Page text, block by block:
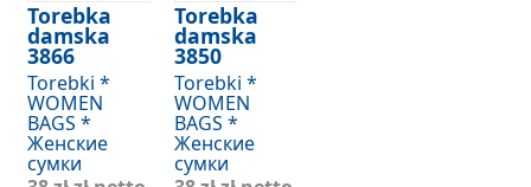
Torebka
damska
3866
Torebki *
WOMEN
BAGS *
Женские
сумки
Torebka
damska
3850
Torebki *
WOMEN
BAGS *
Женские
сумки